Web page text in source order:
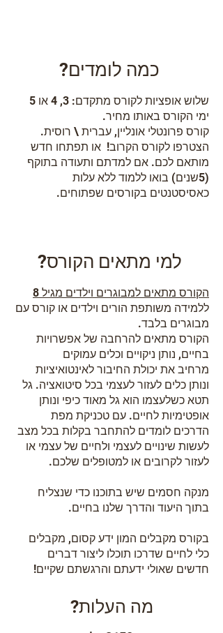
?כמה לומדים
שלוש אופציות לקורס מתקדם: 3, 4 או 5
ימי הקורס באותו מחיר.
קורס פרונטלי אונליין, עברית \ רוסית.
הצטרפו לקורס הקרוב! או תפתחו חדש
מותאם לכם. אם למדתם ותעודה בתוקף
(5שנים) בואו ללמוד ללא עלות
כאסיסטנטים בקורסים שפתוחים.
למי מתאים הקורס?
הקורס מתאים למבוגרים וילדים מגיל 8
ללמידה משותפת הורים וילדים או קורס עם
מבוגרים בלבד.
הקורס מתאים להרחבה של אפשרויות
בחיים, נותן ניקויים וכלים עמוקים
מרחיב את יכולת החיבור לאינטואיציות
ונותן כלים לעזור לעצמי בכל סיטואציה. גל
תטא כשלעצמו הוא גל מאוד כיפי ונותן
אופטימיות לחיים. עם טכניקת מפת
הדרכים לומדים להתחבר בקלות בכל מצב
לעשות שינויים לעצמי ולחיים של עצמי או
לעזור לקרובים או למטופלים שלכם.
מנקה חסמים שיש בתוכנו כדי שנצליח
בתוך היעוד והדרך שלנו בחיים.
בקורס מקבלים המון ידע קסום, מקבלים
כלי לחיים שדרכו תוכלו ליצור דברים
חדשים שאולי ידעתם והרגשתם שקיים!
מה העלות?